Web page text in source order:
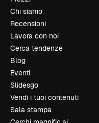
Chi siamo
Recensioni
Lavora con noi
Cerca tendenze
Blog
Eventi
Slidesgo
Vendi i tuoi contenuti
Sala stampa